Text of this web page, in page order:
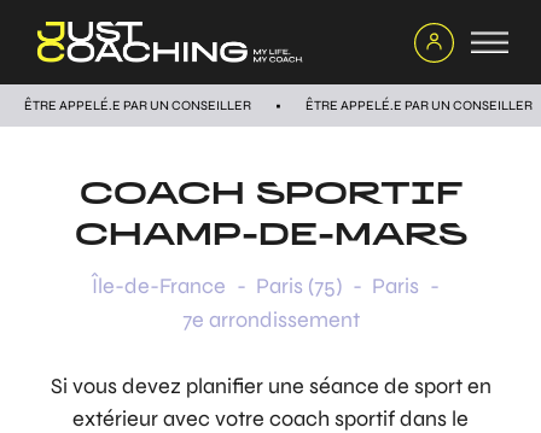
ÊTRE APPELÉ.E PAR UN CONSEILLER ÊTRE APPELÉ.E PAR UN CONSEILLER
COACH SPORTIF
CHAMP-DE-MARS
Île-de-France - Paris (75) - Paris -
7e arrondissement
Si vous devez planifier une séance de sport en
extérieur avec votre coach sportif dans le